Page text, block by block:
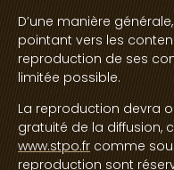
D’une manière
pointant vers les
reproduction de ses
limitée possible.
La reproduction devra
gratuité de la diffusion,
www.stpo.fr comme
reproduction sont